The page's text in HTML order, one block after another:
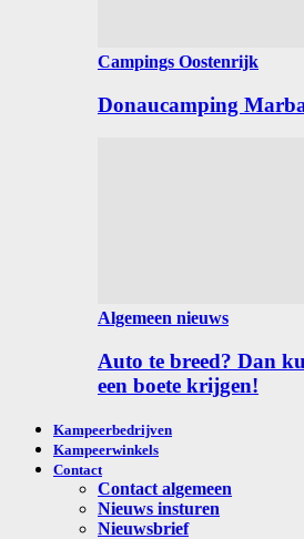
Campings Oostenrijk
Donaucamping
Algemeen nieuws
Auto te breed? Dan
een boete krijgen!
Kampeerbedrijven
Kampeerwinkels
Contact
Contact algemeen
Nieuws insturen
Nieuwsbrief